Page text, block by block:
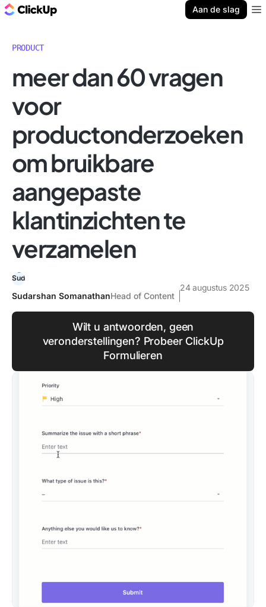
Aan de slag
PRODUCT
meer dan 60 vragen
voor
productonderzoeken
om bruikbare
aangepaste
klantinzichten te
verzamelen
Sudarshan SomanathanHead of Content
24 augustus 2025
Wilt u antwoorden, geen
veronderstellingen? Probeer ClickUp
Formulieren